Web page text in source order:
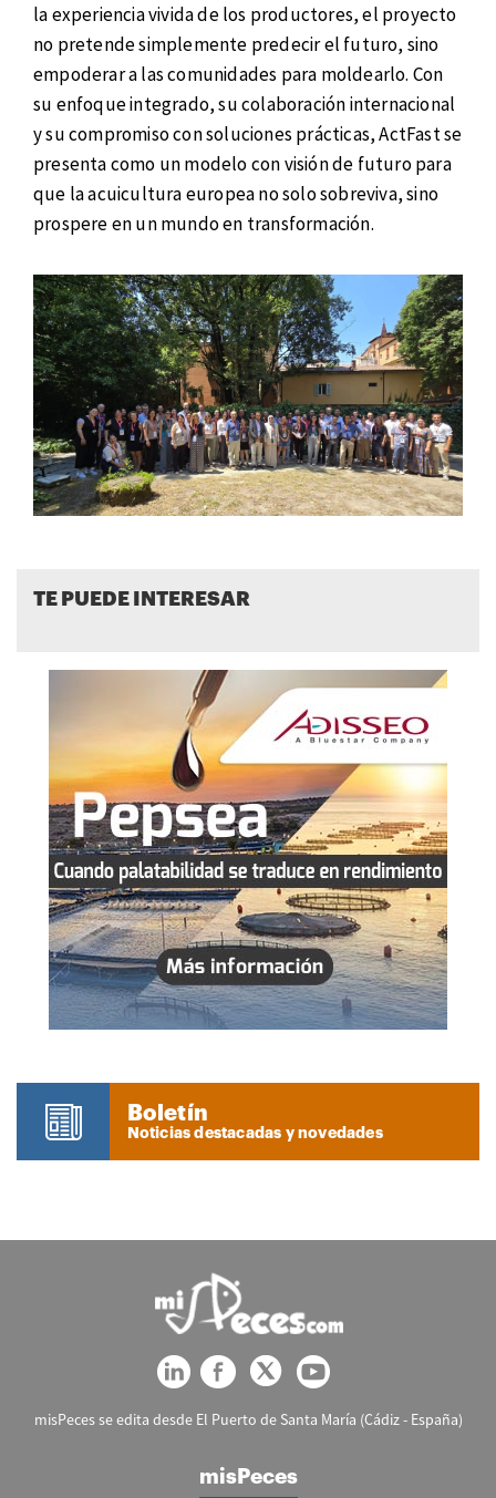
la experiencia vivida de los productores, el proyecto
no pretende simplemente predecir el futuro, sino
empoderar a las comunidades para moldearlo. Con
su enfoque integrado, su colaboración internacional
y su compromiso con soluciones prácticas, ActFast se
presenta como un modelo con visión de futuro para
que la acuicultura europea no solo sobreviva, sino
prospere en un mundo en transformación.
TE PUEDE INTERESAR
Boletín
Noticias destacadas y novedades
misPeces se edita desde El Puerto de Santa María (Cádiz - España)
misPeces